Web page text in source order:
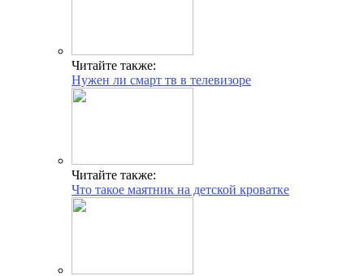
Читайте также:
Нужен ли смарт тв в телевизоре
Читайте также:
Что такое маятник на детской кроватке